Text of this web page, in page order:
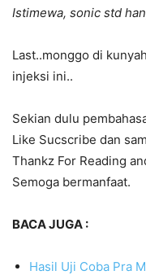
Istimewa, sonic std
Last..monggo di
injeksi ini..
Sekian dulu
Like Sucscribe dan
Thankz For Reading
Semoga bermanfaat.
BACA JUGA :
Hasil Uji Coba Pra